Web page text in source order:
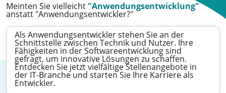
Meinten Sie vielleicht "Anwendungsentwicklung"
anstatt "Anwendungsentwickler?"
Als Anwendungsentwickler stehen Sie an der
Schnittstelle zwischen Technik und Nutzer. Ihre
Fähigkeiten in der Softwareentwicklung sind
gefragt, um innovative Lösungen zu schaffen.
Entdecken Sie jetzt vielfältige Stellenangebote in
der IT-Branche und starten Sie Ihre Karriere als
Entwickler.